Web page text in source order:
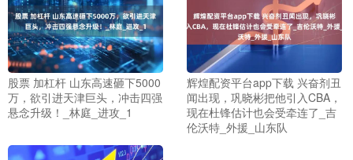
股票 加杠杆 山东高速砸下5000
万，欲引进天津巨头，冲击四强
悬念升级！_林庭_进攻_1
辉煌配资平台app下载 兴奋剂丑
闻出现，巩晓彬把他引入CBA，
现在杜锋估计也会受牵连了_吉
伦沃特_外援_山东队